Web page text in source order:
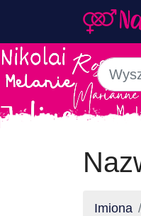
Imiona